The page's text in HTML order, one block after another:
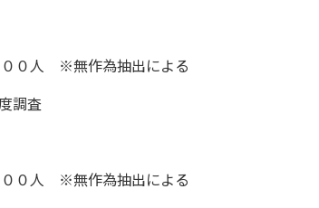
０人 ※無作為抽出による
調査
０人 ※無作為抽出による